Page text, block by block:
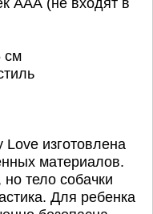
ААА (не входят в
см
изготовлена
материалов.
тело собачки
Для ребенка